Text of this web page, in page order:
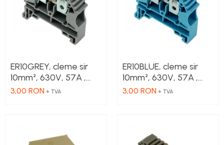
ER10GREY, cleme sir
10mm², 630V, 57A ,
culoare gri
3,00 RON + TVA
ER10BLUE, cleme sir
10mm², 630V, 57A ,
culoare albastru
3,00 RON + TVA